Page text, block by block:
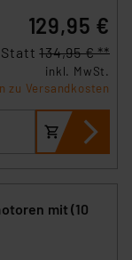
129,95 €
Statt134,95 € **
inkl. MwSt.
zu Versandkosten
mit (10